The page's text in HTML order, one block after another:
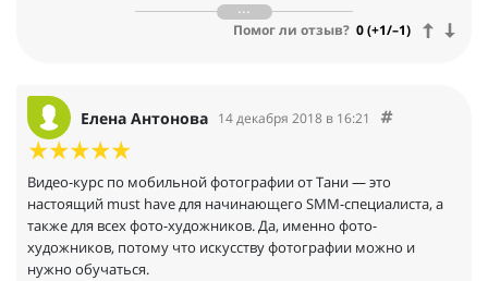
Еще огромное спасибо за разбор моих фотографий в заданиях
курса! При разборе я увидела ошибки, которые не замечала
Помог ли отзыв? 0 (+1/–1)
Елена Антонова 14 декабря 2018 в 16:21
Видео-курс по мобильной фотографии от Тани — это
настоящий must have для начинающего SMM-специалиста, а
также для всех фото-художников. Да, именно фото-
художников, потому что искусству фотографии можно и
нужно обучаться.